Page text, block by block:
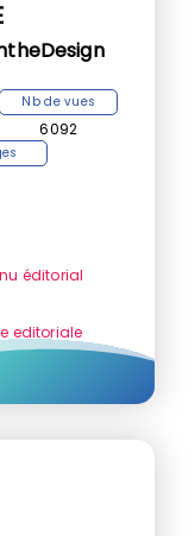
Nb de vues
6092
éditorial
editoriale